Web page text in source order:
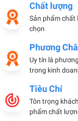
Chất lượng
Sản phẩm chất
chọn
Phương
Uy tín là
trong kinh
Tiêu Chí
Tôn trọng
phẩm chất